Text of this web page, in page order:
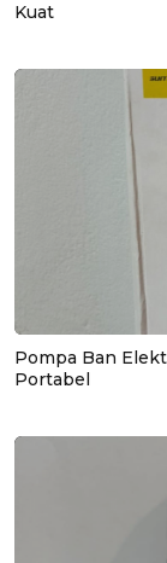
Kuat
Pompa Ban
Portabel